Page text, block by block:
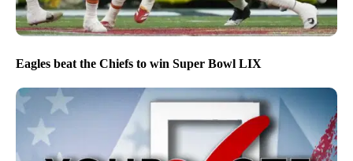
Eagles beat the Chiefs to win Super Bowl LIX